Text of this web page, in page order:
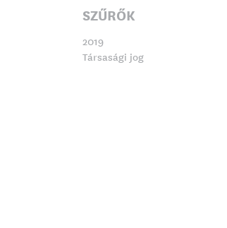
SZŰRŐK
2019
Társasági jog